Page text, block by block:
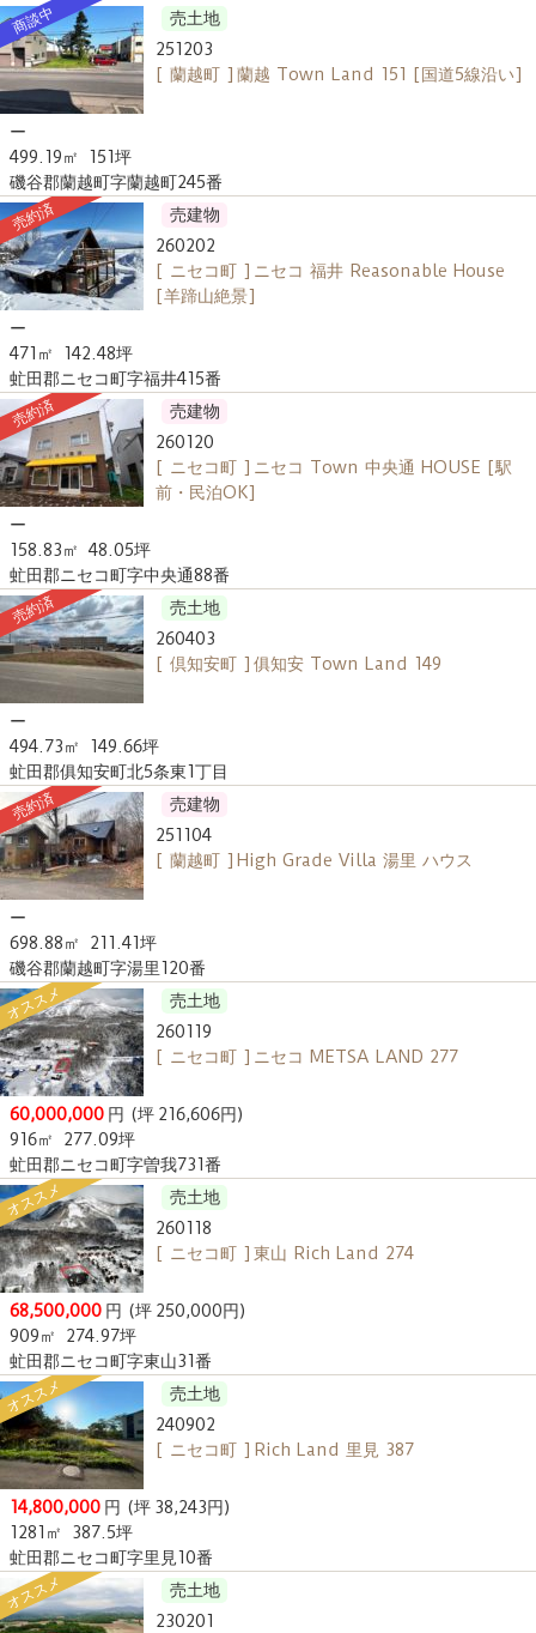
商談中
売土地
251203
[ 蘭越町 ] 蘭越 Town Land 151 [国道5線沿い]
ー
499.19㎡
151坪
磯谷郡蘭越町字蘭越町245番
売約済
売建物
260202
[ ニセコ町 ] ニセコ 福井 Reasonable House
[羊蹄山絶景]
ー
471㎡
142.48坪
虻田郡ニセコ町字福井415番
売約済
売建物
260120
[ ニセコ町 ] ニセコ Town 中央通 HOUSE [駅
前・民泊OK]
ー
158.83㎡ 48.05坪
虻田郡ニセコ町字中央通88番
売約済
売土地
260403
[ 倶知安町 ] 俱知安 Town Land 149
ー
494.73㎡
149.66坪
虻田郡俱知安町北5条東1丁目
売約済
売建物
251104
[ 蘭越町 ] High Grade Villa 湯里 ハウス
ー
698.88㎡
211.41坪
磯谷郡蘭越町字湯里120番
オススメ
売土地
260119
[ ニセコ町 ] ニセコ METSA LAND 277
60,000,000 円 (坪 216,606円)
916㎡
277.09坪
虻田郡ニセコ町字曽我731番
オススメ
売土地
260118
[ ニセコ町 ] 東山 Rich Land 274
68,500,000 円 (坪 250,000円)
909㎡
274.97坪
虻田郡ニセコ町字東山31番
オススメ
売土地
240902
[ ニセコ町 ] Rich Land 里見 387
14,800,000 円 (坪 38,243円)
1281㎡
387.5坪
虻田郡ニセコ町字里見10番
オススメ
売土地
230201